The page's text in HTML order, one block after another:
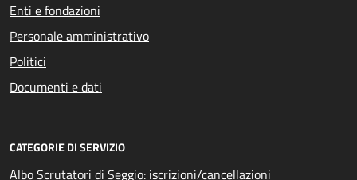
Enti e fondazioni
Personale amministrativo
Politici
Documenti e dati
CATEGORIE DI SERVIZIO
Albo Scrutatori di Seggio: iscrizioni/cancellazioni